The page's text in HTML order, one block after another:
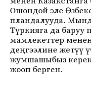
Ошондой эле
пландалууда.
Түркияга да
мамлекеттер
деңгээлине жетүү
жумшашыбыз
жооп берген.